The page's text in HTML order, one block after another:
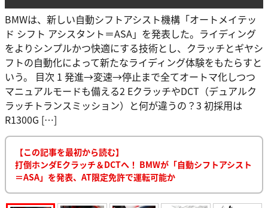
BMWは、新しい自動シフトアシスト機構「オートメイテッ
ド シフト アシスタント＝ASA」を発表した。ライディング
をよりシンプルかつ快適にする技術とし、クラッチとギヤシ
フトの自動化によって新たなライディング体験をもたらすと
いう。 目次 1 発進→変速→停止まで全てオートマ化しつつ
マニュアルモードも備える2 EクラッチやDCT（デュアルク
ラッチトランスミッション）と何が違うの？3 初採用は
R1300G […]
【この記事を最初から読む】
打倒ホンダEクラッチ＆DCTへ！ BMWが「自動シフトアシスト
＝ASA」を発表、AT限定免許で運転可能か